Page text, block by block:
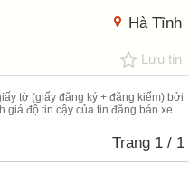
Hà Tĩnh
Lưu tin
tờ (giấy đăng ký + đăng kiểm) bởi
giá độ tin cậy của tin đăng bán xe
Trang 1 / 1